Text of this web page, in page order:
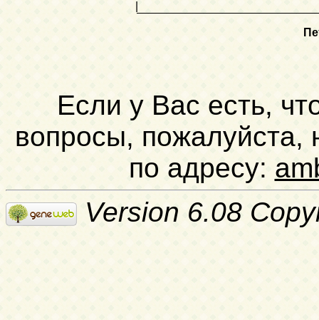
Если у Вас есть,
вопросы, пожалуйста,
по адресу:
Version 6.08